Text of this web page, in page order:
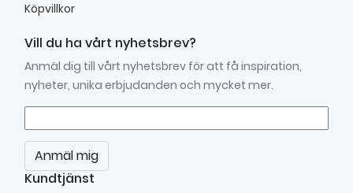
Köpvillkor
Vill du ha vårt nyhetsbrev?
Anmäl dig till vårt nyhetsbrev för att få inspiration,
nyheter, unika erbjudanden och mycket mer.
Anmäl mig
Kundtjänst